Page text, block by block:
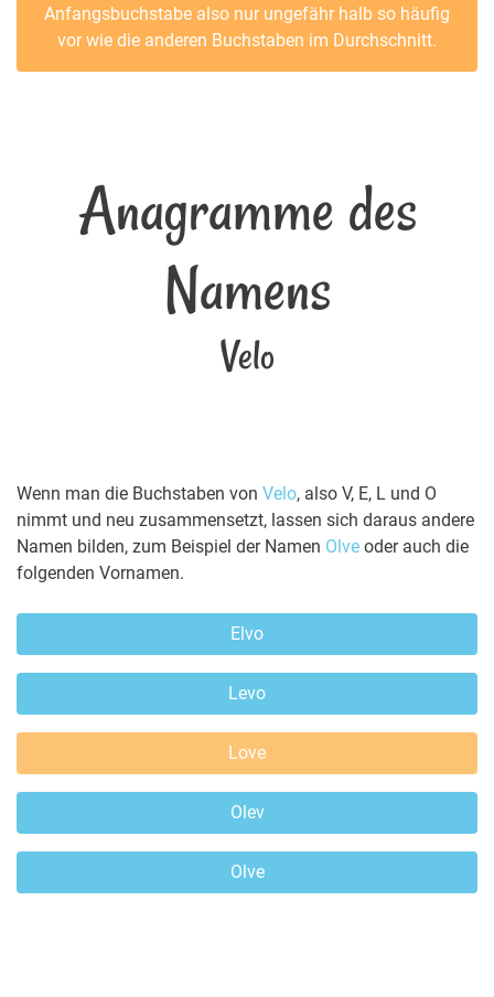
Anfangsbuchstabe also nur ungefähr halb so häufig
vor wie die anderen Buchstaben im Durchschnitt.
Anagramme des
Namens
Velo
Wenn man die Buchstaben von Velo, also V, E, L und O
nimmt und neu zusammensetzt, lassen sich daraus andere
Namen bilden, zum Beispiel der Namen Olve oder auch die
folgenden Vornamen.
Elvo
Levo
Love
Olev
Olve